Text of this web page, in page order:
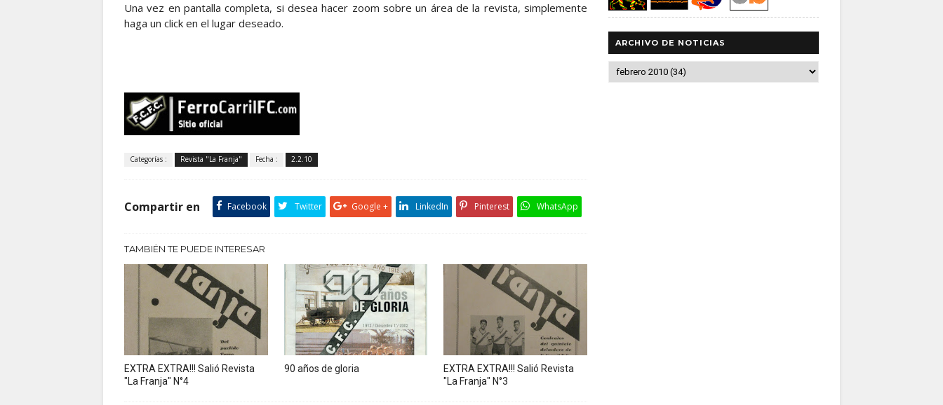
Una vez en pantalla completa, si desea hacer zoom sobre un área de la revista, simplemente
haga un click en el lugar deseado.
Categorías : Revista "La Franja" Fecha : 2.2.10
Compartir en Facebook Twitter Google + LinkedIn Pinterest WhatsApp
TAMBIÉN TE PUEDE INTERESAR
EXTRA EXTRA!!! Salió Revista
"La Franja" N°4
90 años de gloria
EXTRA EXTRA!!! Salió Revista
"La Franja" N°3
ARCHIVO DE NOTICIAS